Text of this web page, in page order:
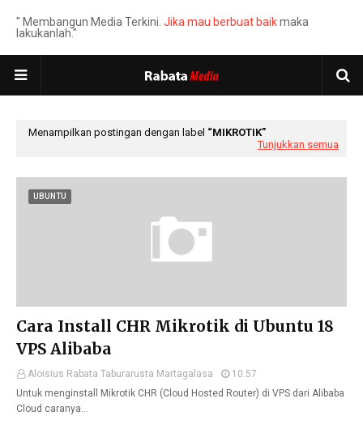
" Membangun Media Terkini. Jika mau berbuat baikmaka
lakukanlah."
Menampilkan postingan dengan label
MIKROTIK
Tunjukkan semua
UBUNTU
Cara Install CHR Mikrotik di Ubuntu 18
VPS Alibaba
Aloisius Rabata Taburarusta Martagalasa
10.57
Untuk menginstall Mikrotik CHR (Cloud Hosted Router) di VPS dari Alibaba
Cloud caranya…